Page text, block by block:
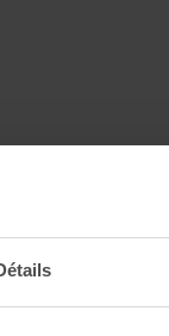
la peau. Grâce à
procure une